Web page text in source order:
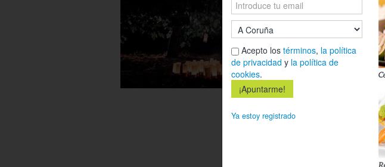
Acepto los términos, la política
de privacidad y la política de
cookies.
Ya estoy registrado